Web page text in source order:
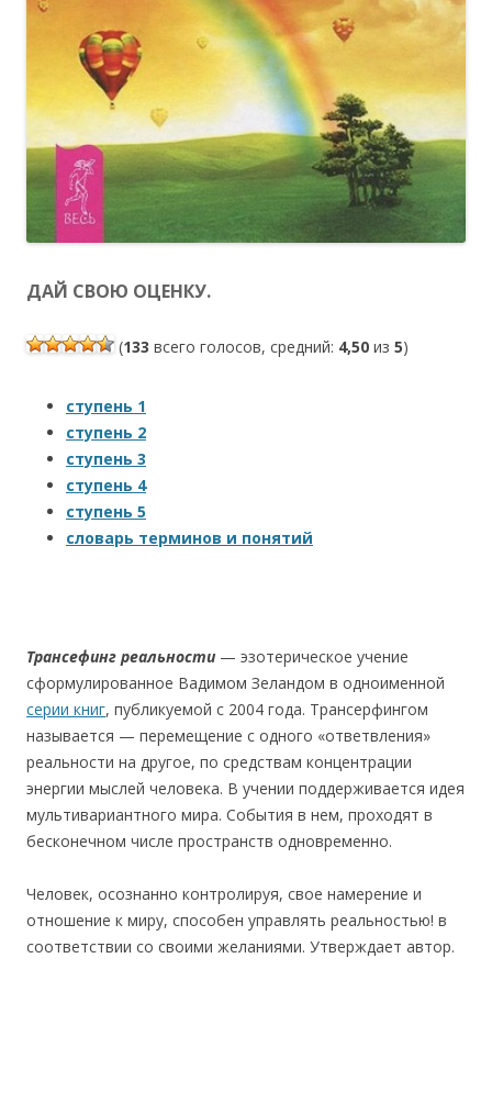
ДАЙ СВОЮ ОЦЕНКУ.
(133 всего голосов, средний: 4,50 из 5)
ступень 1
ступень 2
ступень 3
ступень 4
ступень 5
словарь терминов и понятий
Трансефинг реальности — эзотерическое учение
cформулированное Вадимом Зеландом в одноименной
серии книг, публикуемой с 2004 года. Трансерфингом
называется — перемещение с одного «ответвления»
реальности на другое, по средствам концентрации
энергии мыслей человека. В учении поддерживается идея
мультивариантного мира. События в нем, проходят в
бесконечном числе пространств одновременно.
Человек, осознанно контролируя, свое намерение и
отношение к миру, способен управлять реальностью! в
соответствии со своими желаниями. Утверждает автор.